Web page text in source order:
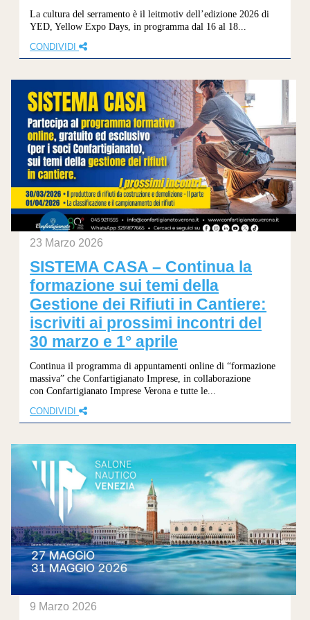
La cultura del serramento è il leitmotiv dell’edizione 2026 di
YED, Yellow Expo Days, in programma dal 16 al 18...
CONDIVIDI
23 Marzo 2026
SISTEMA CASA – Continua la
formazione sui temi della
Gestione dei Rifiuti in Cantiere:
iscriviti ai prossimi incontri del
30 marzo e 1° aprile
Continua il programma di appuntamenti online di “formazione
massiva” che Confartigianato Imprese, in collaborazione
con Confartigianato Imprese Verona e tutte le...
CONDIVIDI
9 Marzo 2026